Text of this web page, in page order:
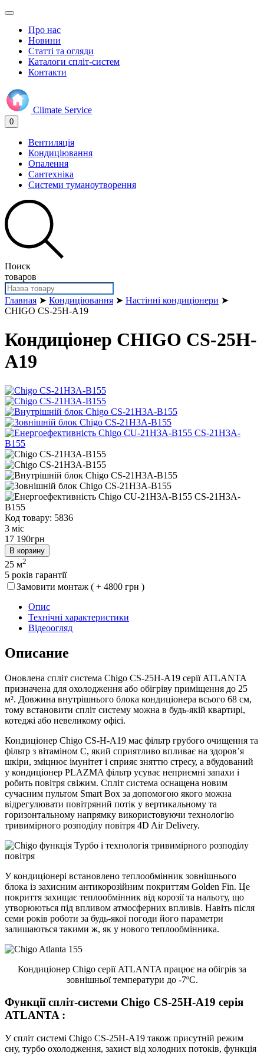
Про нас
Новини
Статті та огляди
Каталоги спліт-систем
Контакти
Climate Service
0
Вентиляція
Кондиціювання
Опалення
Сантехніка
Системи туманоутворення
Поиск
товаров
Главная ➤ Кондиціювання ➤ Настінні кондиціонери ➤
CHIGO CS-25H-A19
Кондиціонер CHIGO CS-25H-
A19
Код товару: 5836
3 міс
17 190грн
В корзину
25 м2
5 років гарантії
Замовити монтаж ( + 4800 грн )
Опис
Технічні характеристики
Відеоогляд
Описание
Оновлена спліт система Chigo CS-25H-A19 серії ATLANTA
призначена для охолодження або обігріву приміщення до 25
м². Довжина внутрішнього блока кондиціонера всього 68 см,
тому встановити спліт систему можна в будь-якій квартирі,
котеджі або невеликому офісі.
Кондиціонер Chigo CS-H-A19 має фільтр грубого очищення та
фільтр з вітаміном С, який сприятливо впливає на здоров’я
шкіри, зміцнює імунітет і сприяє зняттю стресу, а вбудований
у кондиціонер PLAZMA фільтр усуває неприємні запахи і
робить повітря свіжим. Спліт система оснащена новим
сучасним пультом Smart Box за допомогою якого можна
відрегулювати повітряний потік у вертикальному та
горизонтальному напрямку використовуючи технологію
тривимірного розподілу повітря 4D Air Delivery.
У кондиціонері встановлено теплообмінник зовнішнього
блока із захисним антикорозійним покриттям Golden Fin. Це
покриття захищає теплообмінник від корозії та нальоту, що
утворюються під впливом атмосферних впливів. Навіть після
семи років роботи за будь-якої погоди його параметри
залишаються такими ж, як у нового теплообмінника.
Кондиціонер Chigo серії ATLANTA працює на обігрів за
зовнішньої температури до -7ºС.
Функціїспліт-системи Chigo CS-25H-A19 серія
ATLANTA :
У спліт системі Chigo CS-25H-A19 також присутній режим
сну, турбо охолодження, захист від холодних потоків, функція